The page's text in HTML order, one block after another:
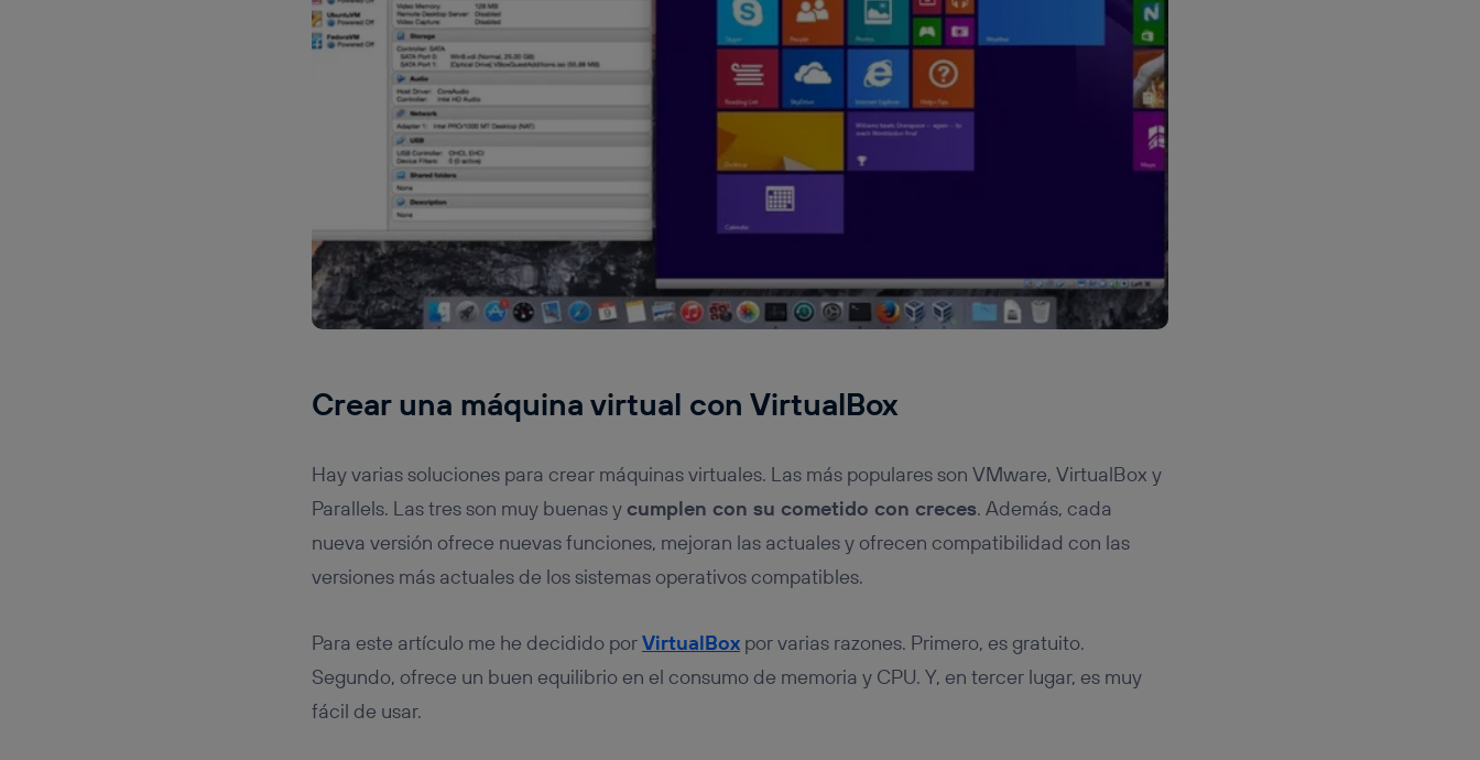
Crear una máquina virtual con VirtualBox
Hay varias soluciones para crear máquinas virtuales. Las más populares son VMware, VirtualBox y
Parallels. Las tres son muy buenas ycumplen con su cometido con creces. Además, cada
nueva versión ofrece nuevas funciones, mejoran las actuales y ofrecen compatibilidad con las
versiones más actuales de los sistemas operativos compatibles.
Para este artículo me he decidido porVirtualBoxpor varias razones. Primero, es gratuito.
Segundo, ofrece un buen equilibrio en el consumo de memoria y CPU. Y, en tercer lugar, es muy
fácil de usar.